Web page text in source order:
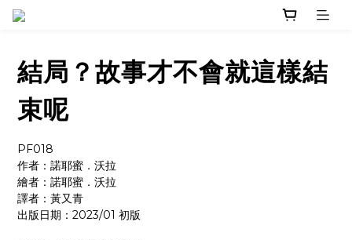
結局？故事才不會就這樣結
束呢
PF018
作者：諾耶蜜．沃拉
繪者：諾耶蜜．沃拉
譯者：黃又青
出版日期：2023/01 初版